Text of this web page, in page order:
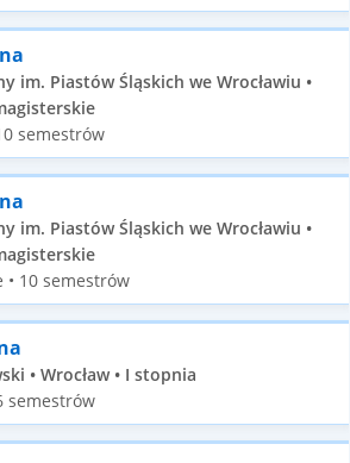
im. Piastów Śląskich we Wrocławiu •
semestrów
im. Piastów Śląskich we Wrocławiu •
10 semestrów
• Wrocław • I stopnia
semestrów